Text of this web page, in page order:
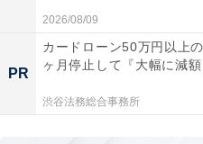
2026/08/09
PR
カードローン50万円以上
ヶ月停止して『大幅に減額
渋谷法務総合事務所